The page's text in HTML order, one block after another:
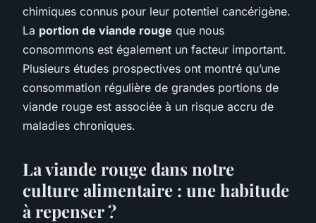
chimiques connus pour leur potentiel cancérigène.
La portion de viande rouge que nous
consommons est également un facteur important.
Plusieurs études prospectives ont montré qu’une
consommation régulière de grandes portions de
viande rouge est associée à un risque accru de
maladies chroniques.
La viande rouge dans notre
culture alimentaire : une habitude
à repenser ?